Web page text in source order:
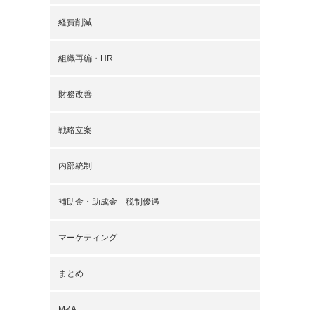
経費削減
組織再編・HR
財務改善
戦略立案
内部統制
補助金・助成金 税制優遇
マーケティング
まとめ